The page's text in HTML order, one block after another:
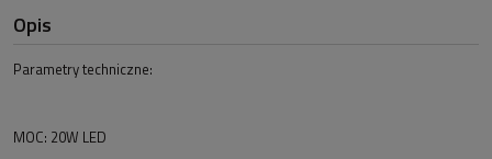
Opis
Parametry techniczne:
MOC: 20W LED